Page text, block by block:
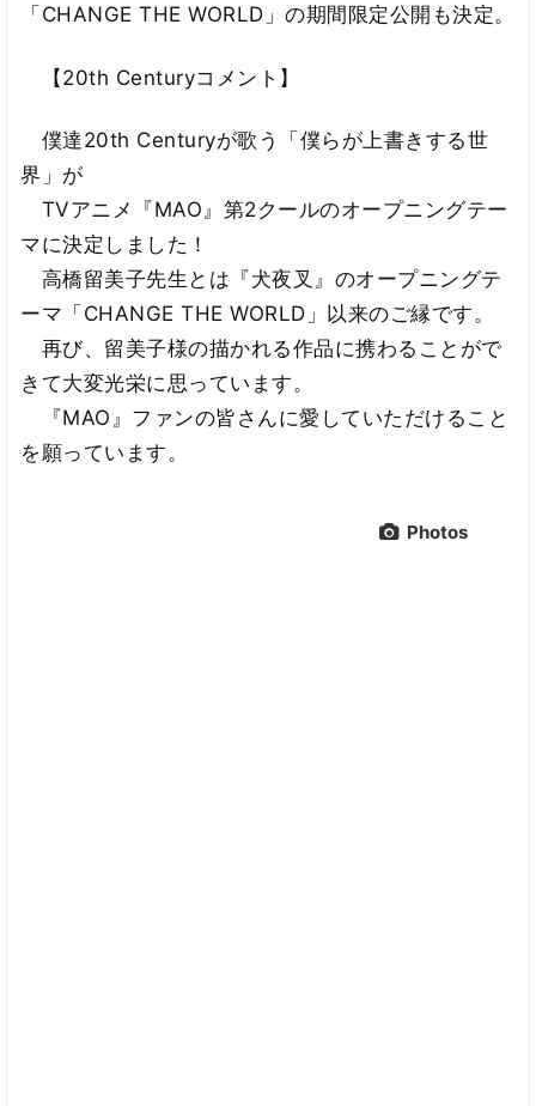
「CHANGE THE WORLD」の期間限定公開も決定。
【20th Centuryコメント】
僕達20th Centuryが歌う「僕らが上書きする世
界」が
TVアニメ『MAO』第2クールのオープニングテー
マに決定しました！
高橋留美子先生とは『犬夜叉』のオープニングテ
ーマ「CHANGE THE WORLD」以来のご縁です。
再び、留美子様の描かれる作品に携わることがで
きて大変光栄に思っています。
『MAO』ファンの皆さんに愛していただけること
を願っています。
Photos